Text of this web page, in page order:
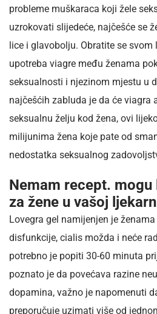
probleme muškaraca koji žele
uzrokovati slijedeće, najčešće se
lice i glavobolju. Obratite se
upotreba viagre među ženama
seksualnosti i njezinom mjestu u
najčešćih zabluda je da će viagra
seksualnu želju kod žena, ovi
milijunima žena koje pate od
nedostatka seksualnog
Nemam recept.
za žene u vašoj
Lovegra gel namijenjen je
disfunkcije, cialis možda i neće
potrebno je popiti 30-60 minuta
poznato je da povećava razine
dopamina, važno je napomenuti
preporučuje uzimati više od